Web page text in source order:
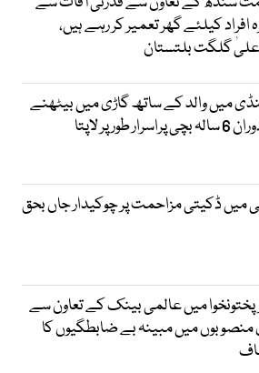
افراد کیلئے گھر تعمیر کر رہے ہیں،
گلگت بلتستان
میں والد کے ساتھ گاڑی میں بیٹھنے
طور پر لاپتا
میں ڈکیتی مزاحمت پر چوکیدار جاں بحق
میں عالمی بینک کے تعاون سے
منصوبوں میں مبینہ بے ضابطگیوں کا